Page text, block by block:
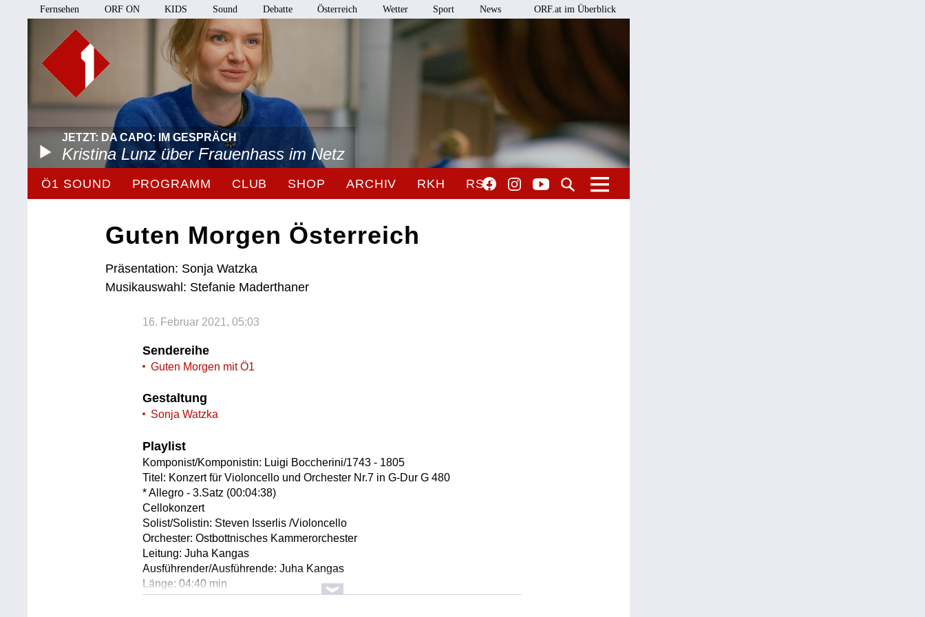
Fernsehen ORF ON KIDS Sound Debatte Österreich Wetter Sport News ORF.at im Überblick
JETZT: DA CAPO: IM GESPRÄCH
Kristina Lunz über Frauenhass im Netz
Ö1 SOUND PROGRAMM CLUB SHOP ARCHIV RKH RSO
Guten Morgen Österreich
Präsentation: Sonja Watzka
Musikauswahl: Stefanie Maderthaner
16. Februar 2021, 05:03
Sendereihe
Guten Morgen mit Ö1
Gestaltung
Sonja Watzka
Playlist
Komponist/Komponistin: Luigi Boccherini/1743 - 1805
Titel: Konzert für Violoncello und Orchester Nr.7 in G-Dur G 480
* Allegro - 3.Satz (00:04:38)
Cellokonzert
Solist/Solistin: Steven Isserlis /Violoncello
Orchester: Ostbottnisches Kammerorchester
Leitung: Juha Kangas
Ausführender/Ausführende: Juha Kangas
Länge: 04:40 min
Label: Virgin 259786